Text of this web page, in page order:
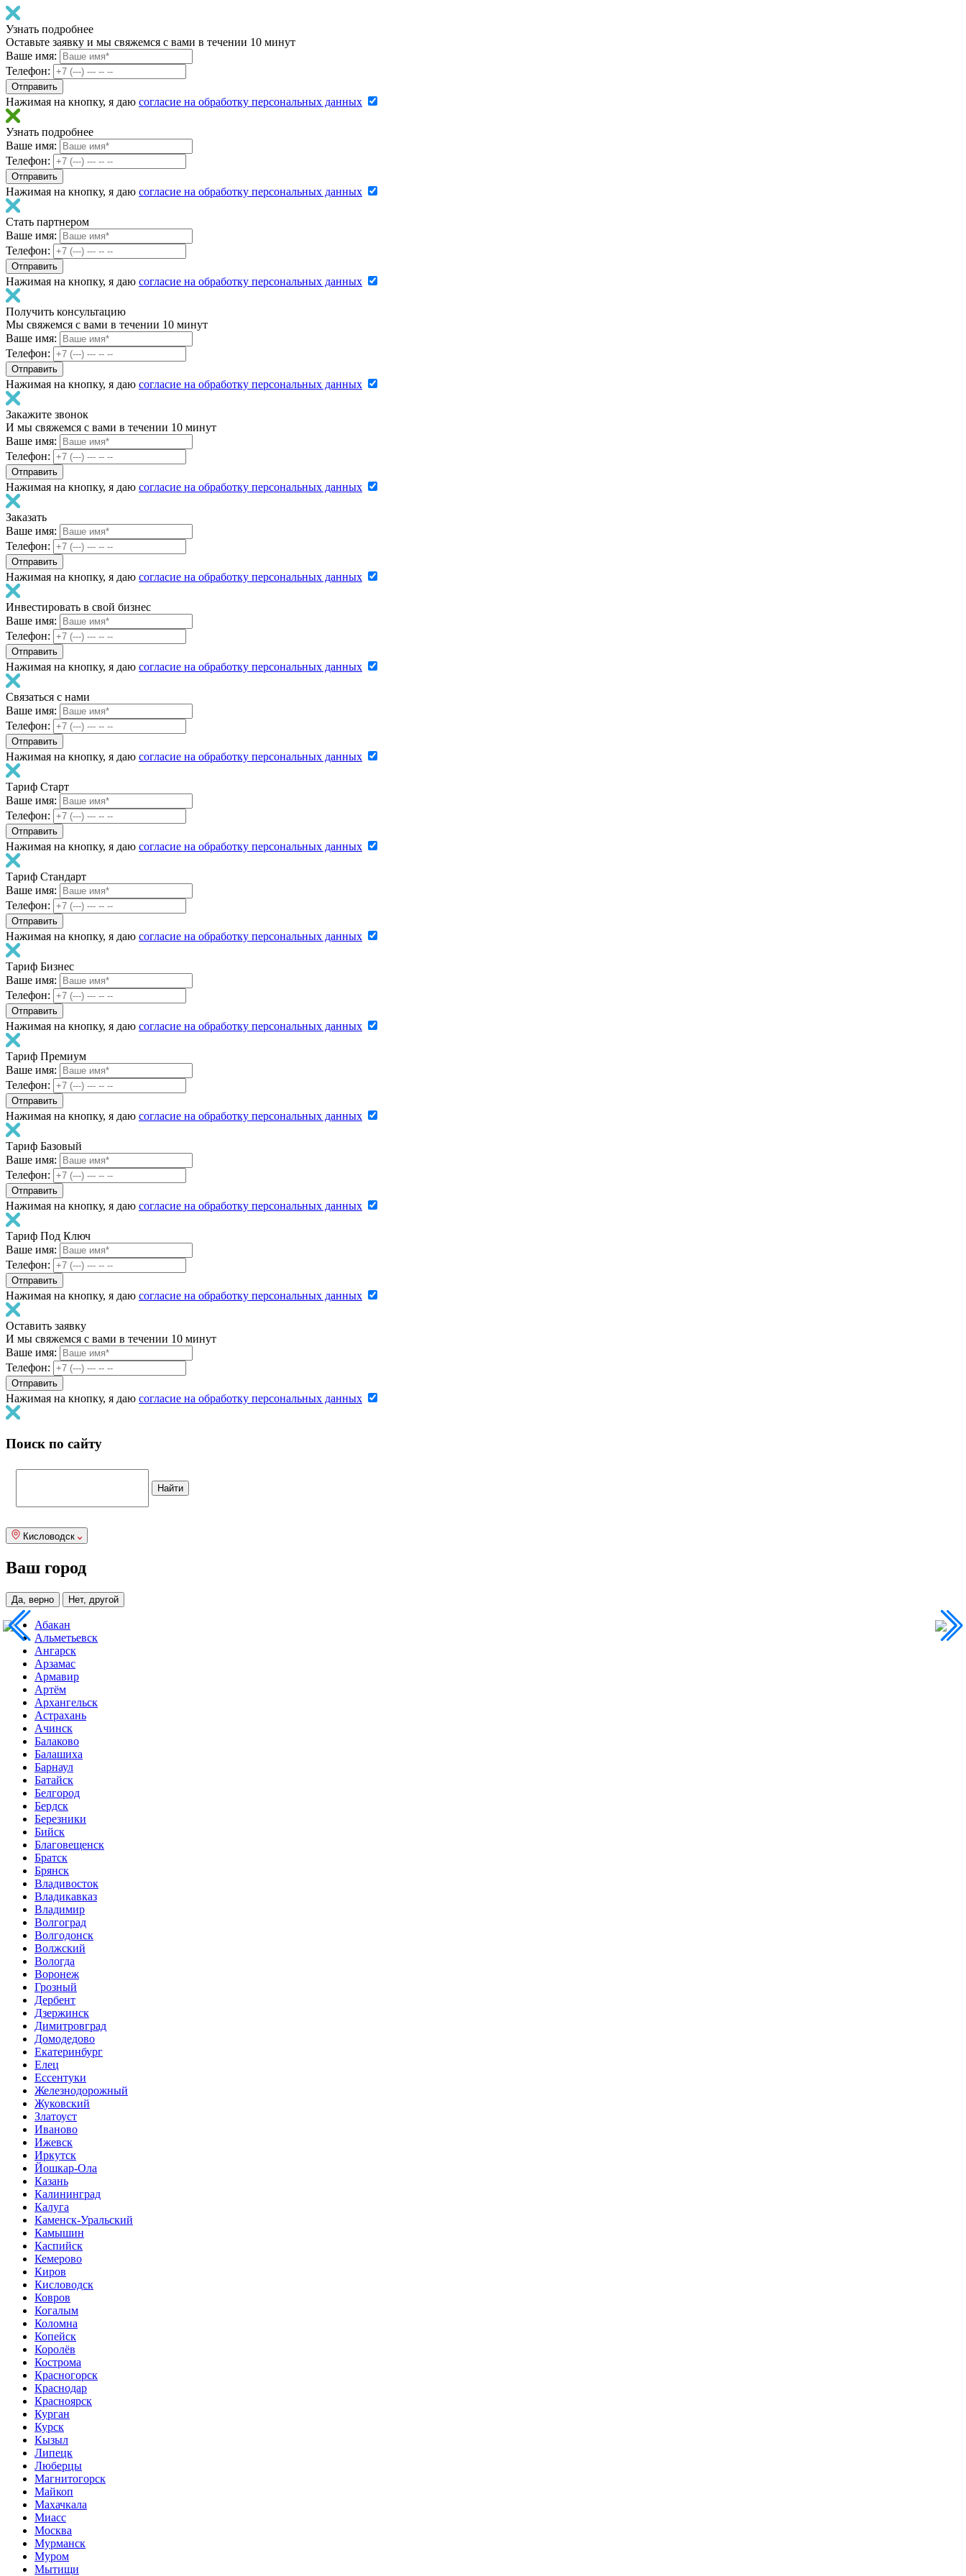
Узнать подробнее
Оставьте заявку и мы свяжемся с вами в течении 10 минут
Ваше имя:
Телефон:
Нажимая на кнопку, я даю согласие на обработку персональных данных
Узнать подробнее
Ваше имя:
Телефон:
Нажимая на кнопку, я даю согласие на обработку персональных данных
Стать партнером
Ваше имя:
Телефон:
Нажимая на кнопку, я даю согласие на обработку персональных данных
Получить консультацию
Мы свяжемся с вами в течении 10 минут
Ваше имя:
Телефон:
Нажимая на кнопку, я даю согласие на обработку персональных данных
Закажите звонок
И мы свяжемся с вами в течении 10 минут
Ваше имя:
Телефон:
Нажимая на кнопку, я даю согласие на обработку персональных данных
Заказать
Ваше имя:
Телефон:
Нажимая на кнопку, я даю согласие на обработку персональных данных
Инвестировать в свой бизнес
Ваше имя:
Телефон:
Нажимая на кнопку, я даю согласие на обработку персональных данных
Связаться с нами
Ваше имя:
Телефон:
Нажимая на кнопку, я даю согласие на обработку персональных данных
Тариф Старт
Ваше имя:
Телефон:
Нажимая на кнопку, я даю согласие на обработку персональных данных
Тариф Стандарт
Ваше имя:
Телефон:
Нажимая на кнопку, я даю согласие на обработку персональных данных
Тариф Бизнес
Ваше имя:
Телефон:
Нажимая на кнопку, я даю согласие на обработку персональных данных
Тариф Премиум
Ваше имя:
Телефон:
Нажимая на кнопку, я даю согласие на обработку персональных данных
Тариф Базовый
Ваше имя:
Телефон:
Нажимая на кнопку, я даю согласие на обработку персональных данных
Тариф Под Ключ
Ваше имя:
Телефон:
Нажимая на кнопку, я даю согласие на обработку персональных данных
Оставить заявку
И мы свяжемся с вами в течении 10 минут
Ваше имя:
Телефон:
Нажимая на кнопку, я даю согласие на обработку персональных данных
Поиск по сайту
Кисловодск
Ваш город
Да, верно Нет, другой
Абакан
Альметьевск
Ангарск
Арзамас
Армавир
Артём
Архангельск
Астрахань
Ачинск
Балаково
Балашиха
Барнаул
Батайск
Белгород
Бердск
Березники
Бийск
Благовещенск
Братск
Брянск
Владивосток
Владикавказ
Владимир
Волгоград
Волгодонск
Волжский
Вологда
Воронеж
Грозный
Дербент
Дзержинск
Димитровград
Домодедово
Екатеринбург
Елец
Ессентуки
Железнодорожный
Жуковский
Златоуст
Иваново
Ижевск
Иркутск
Йошкар-Ола
Казань
Калининград
Калуга
Каменск-Уральский
Камышин
Каспийск
Кемерово
Киров
Кисловодск
Ковров
Когалым
Коломна
Копейск
Королёв
Кострома
Красногорск
Краснодар
Красноярск
Курган
Курск
Кызыл
Липецк
Люберцы
Магнитогорск
Майкоп
Махачкала
Миасс
Москва
Мурманск
Муром
Мытищи